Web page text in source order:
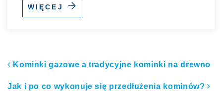
WIĘCEJ
Nawigacja po artykułach
Kominki gazowe a tradycyjne kominki na drewno
Jak i po co wykonuje się przedłużenia kominów?